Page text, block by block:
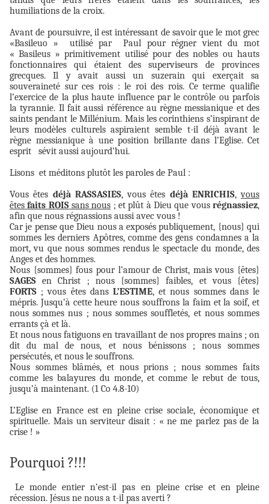
humiliations de la croix.
Avant de poursuivre, il est intéressant de savoir que le mot grec
«Basileuo » utilisé par
Paul pour régner vient du mot
« Basileus » primitivement utilisé pour des nobles ou hauts
fonctionnaires qui étaient des superviseurs de provinces
grecques. Il y avait aussi un suzerain qui exerçait sa
souveraineté sur ces rois : le roi des rois. Ce terme qualifie
l’exercice de la plus haute influence par le contrôle ou parfois
la tyrannie. Il fait aussi référence au règne messianique et des
saints pendant le Millénium. Mais les corinthiens s’inspirant de
leurs modèles culturels aspiraient semble t-il déjà avant le
règne messianique à une position brillante dans l’Eglise. Cet
esprit
sévit aussi aujourd’hui.
Lisons et méditons plutôt les paroles de Paul :
Vous êtes déjà RASSASIES, vous êtes déjà ENRICHIS,vous
êtesfaits ROISsans nous ; et plût à Dieu que vousrégnassiez,
afin que nous régnassions aussi avec vous !
Car je pense que Dieu nous a exposés publiquement, {nous} qui
sommes les derniers Apôtres, comme des gens condamnes a la
mort, vu que nous sommes rendus le spectacle du monde, des
Anges et des hommes.
Nous {sommes} fous pour l’amour de Christ, mais vous {êtes}
SAGES en Christ ; nous {sommes} faibles, et vous {êtes}
FORTS ; vous êtes dansL’ESTIME, et nous sommes dans le
mépris. Jusqu’à cette heure nous souffrons la faim et la soif, et
nous sommes nus ; nous sommes souffletés, et nous sommes
errants çà et là.
Et nous nous fatiguons en travaillant de nos propres mains ; on
dit du mal de nous, et nous bénissons ; nous sommes
persécutés, et nous le souffrons.
Nous sommes blâmés, et nous prions ; nous sommes faits
comme les balayures du monde, et comme le rebut de tous,
jusqu’à maintenant. (1 Co 4.8-10)
L’Eglise en France est en pleine crise sociale, économique et
spirituelle. Mais un serviteur disait : « ne me parlez pas de la
crise ! »
Pourquoi ?!!!
Le monde entier n’est-il pas en pleine crise et en pleine
récession. Jésus ne nous a t-il pas averti ?